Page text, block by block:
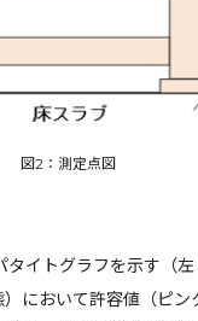
図2：測定点図
イトグラフを示す（左
において許容値（ピ